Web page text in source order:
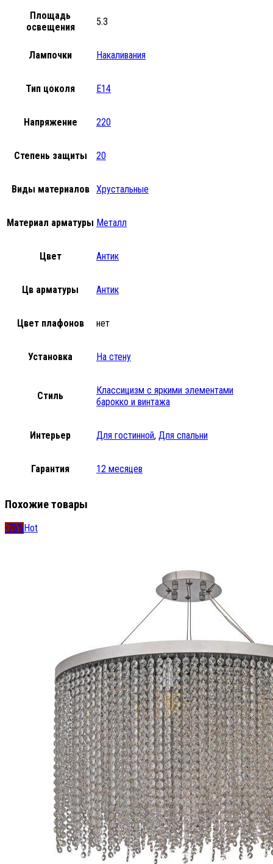
Площадь
освещения
5.3
Лампочки Накаливания
Тип цоколя E14
Напряжение 220
Степень защиты 20
Виды материалов Хрустальные
Материал арматуры Металл
Цвет Антик
Цв арматуры Антик
Цвет плафонов нет
Установка На стену
Стиль
Классицизм с яркими элементами
барокко и винтажа
Интерьер Для гостинной, Для спальни
Гарантия 12 месяцев
Похожие товары
-76% Hot